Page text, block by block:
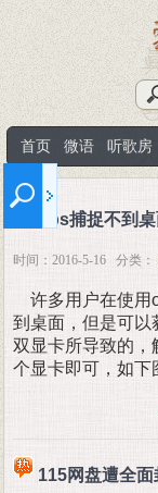
首页 微语 听歌房
obs捕捉不到
时间：2016-5-16 分类：
许多用户在使用
到桌面，但是可以
双显卡所导致的，
个显卡即可，如下
115网盘遭全面